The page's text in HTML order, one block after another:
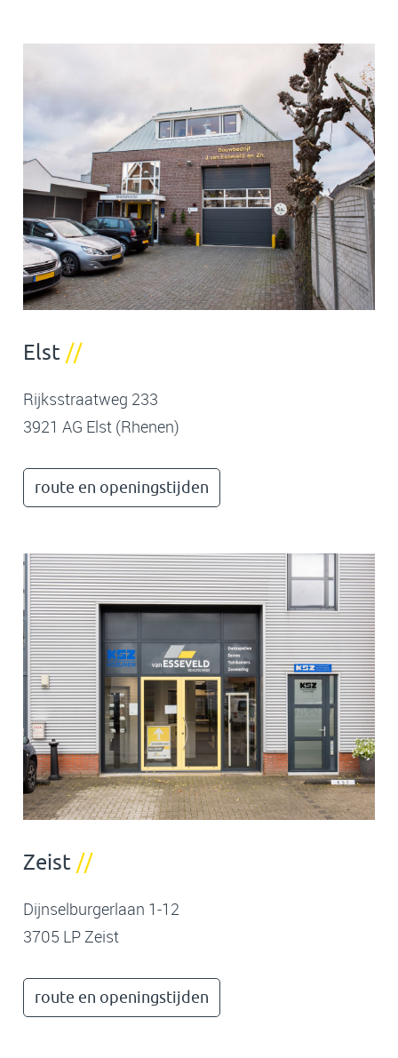
Elst //
Rijksstraatweg 233
3921 AG Elst (Rhenen)
route en openingstijden
Zeist //
Dijnselburgerlaan 1-12
3705 LP Zeist
route en openingstijden